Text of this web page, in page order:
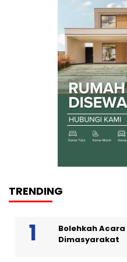
TRENDING
Bolehkah
Dimasyarakat